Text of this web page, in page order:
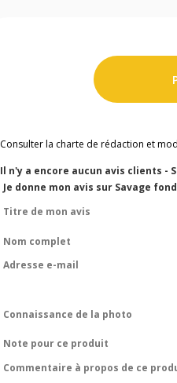
Consulter la charte de rédaction et
Il n'y a encore aucun avis clients -
Je donne mon avis sur Savage
Titre de mon avis
Nom complet
Adresse e-mail
Connaissance de la photo
Note pour ce produit
Commentaire à propos de ce